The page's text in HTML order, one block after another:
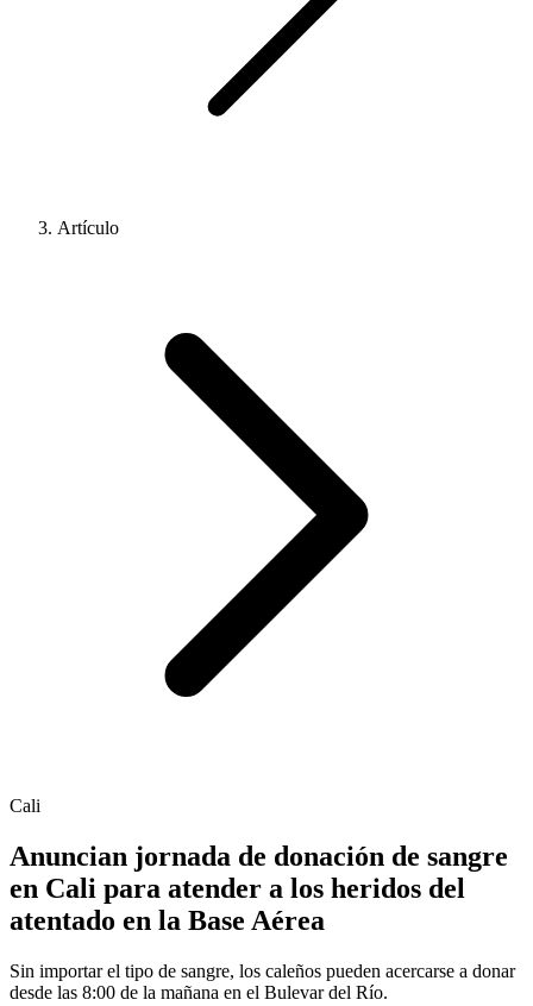
Artículo
Cali
Anuncian jornada de donación de sangre
en Cali para atender a los heridos del
atentado en la Base Aérea
Sin importar el tipo de sangre, los caleños pueden acercarse a donar
desde las 8:00 de la mañana en el Bulevar del Río.